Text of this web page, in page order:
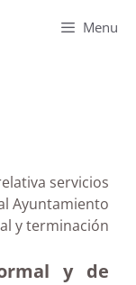
Menu
servicios
Ayuntamiento
y terminación
y de